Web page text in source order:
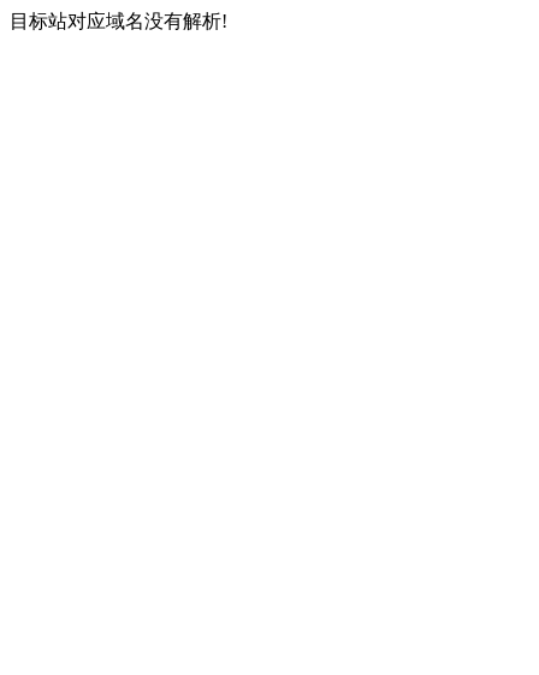
目标站对应域名没有解析!